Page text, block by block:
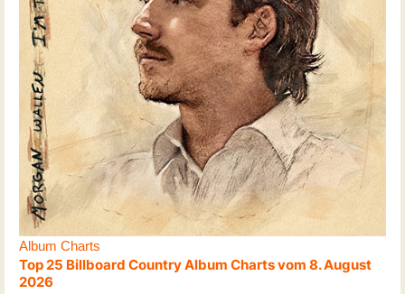
Album Charts
Top 25 Billboard Country Album Charts vom 8. August
2026